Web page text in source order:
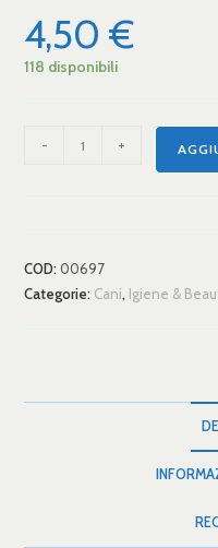
4,50€
118 disponibili
- +
COD:00697
Categorie: Cani, Igiene &